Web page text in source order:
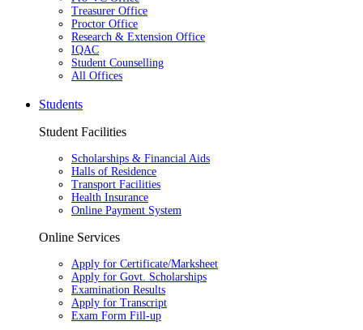
Treasurer Office
Proctor Office
Research & Extension Office
IQAC
Student Counselling
All Offices
Students
Student Facilities
Scholarships & Financial Aids
Halls of Residence
Transport Facilities
Health Insurance
Online Payment System
Online Services
Apply for Certificate/Marksheet
Apply for Govt. Scholarships
Examination Results
Apply for Transcript
Exam Form Fill-up